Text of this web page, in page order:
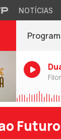
NOTÍCIAS
Futuro